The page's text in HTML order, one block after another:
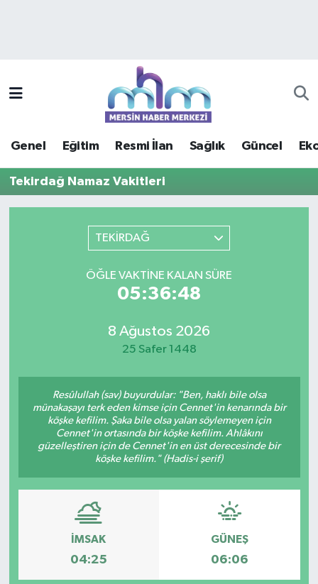
Genel Eğitim Resmi İlan Sağlık Güncel
Tekirdağ Namaz Vakitleri
TEKİRDAĞ
ÖĞLE VAKTINE KALAN SÜRE
05:36:48
8 Ağustos 2026
25 Safer 1448
Resûlullah (sav) buyurdular: "Ben, haklı bile olsa
münakaşayı terk eden kimse için Cennet'in kenarında bir
köşke kefilim. Şaka bile olsa yalan söylemeyen için
Cennet'in ortasında bir köşke kefilim. Ahlâkını
güzelleştiren için de Cennet'in en üst derecesinde bir
köşke kefilim." (Hadis-i şerif)
İMSAK
04:25
GÜNEŞ
06:06
Genel
Haberde insan
Mersin
Mersin Tarihi
Özel Haber
Politika
Resmi İlan
Sağlık
Mersin Trafik Yoğunluk Haritası
Süper Lig Puan Durumu ve Fikstür
Son Dakika Haberleri
Haber Arşivi